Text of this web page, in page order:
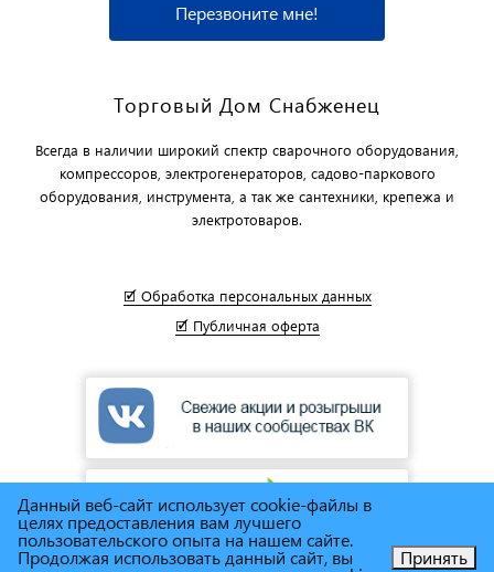
Перезвоните мне!
Торговый Дом Снабженец
Всегда в наличии широкий спектр сварочного оборудования,
компрессоров, электрогенераторов, садово-паркового
оборудования, инструмента, а так же сантехники, крепежа и
электротоваров.
🗹 Обработка персональных данных
🗹 Публичная оферта
Данный веб-сайт использует cookie-файлы в
целях предоставления вам лучшего
пользовательского опыта на нашем сайте.
Продолжая использовать данный сайт, вы Принять